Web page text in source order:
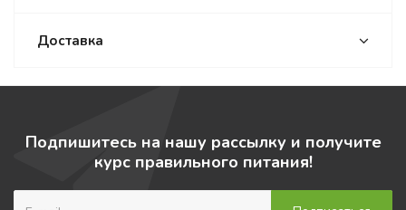
Доставка
Подпишитесь на нашу рассылку и получите
курс правильного питания!